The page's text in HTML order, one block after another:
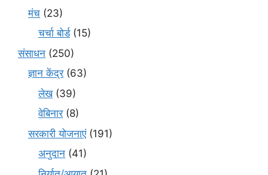
मंच (23)
चर्चा बोर्ड(15)
संसाधन (250)
ज्ञान केंद्र(63)
लेख(39)
वेबिनार(8)
सरकारी योजनाएं(191)
अनुदान (41)